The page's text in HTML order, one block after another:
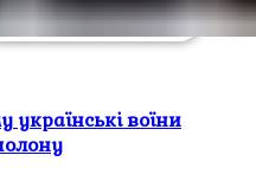
українські воїни